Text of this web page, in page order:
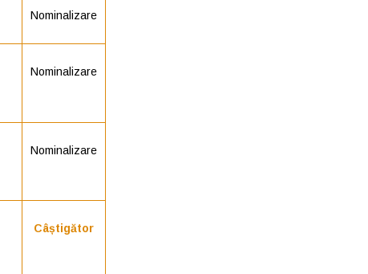
Nominalizare
Nominalizare
Nominalizare
Câștigător